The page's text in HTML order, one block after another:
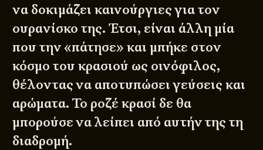
να δοκιμάζει καινούργιες για τον
ουρανίσκο της. Έτσι, είναι άλλη μία
που την «πάτησε» και μπήκε στον
κόσμο του κρασιού ως οινόφιλος,
θέλοντας να αποτυπώσει γεύσεις και
αρώματα. Το ροζέ κρασί δε θα
μπορούσε να λείπει από αυτήν της τη
διαδρομή.